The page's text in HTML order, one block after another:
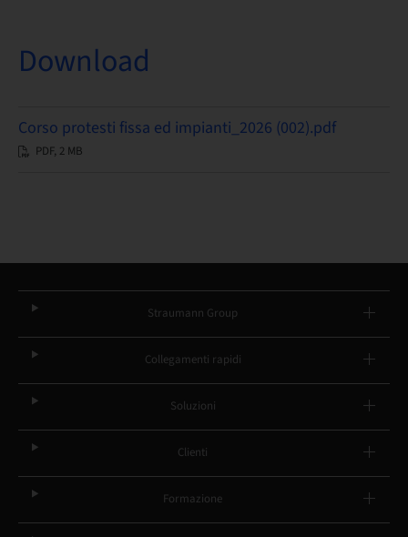
Download
Corso protesti fissa ed impianti_2026 (002).pdf
PDF, 2 MB
Straumann Group
Collegamenti rapidi
Soluzioni
Clienti
Formazione